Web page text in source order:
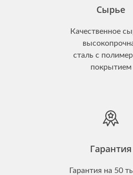
Сырье
Качественное
сталь с
покрытием
Гарантия
Гарантия на 50